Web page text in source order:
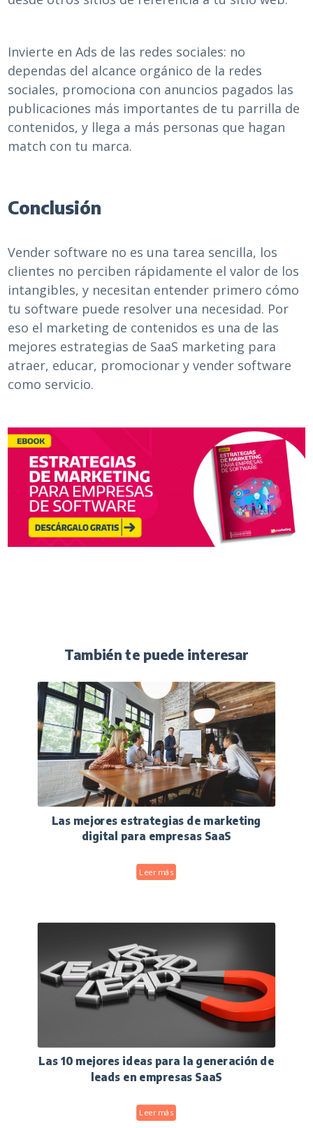
Invierte en Ads de las redes sociales: no
dependas del alcance orgánico de la redes
sociales, promociona con anuncios pagados las
publicaciones más importantes de tu parrilla de
contenidos, y llega a más personas que hagan
match con tu marca.
Conclusión
Vender software no es una tarea sencilla, los
clientes no perciben rápidamente el valor de los
intangibles, y necesitan entender primero cómo
tu software puede resolver una necesidad. Por
eso el marketing de contenidos es una de las
mejores estrategias de SaaS marketing para
atraer, educar, promocionar y vender software
como servicio.
También te puede interesar
Las mejores estrategias de marketing
digital para empresas SaaS
Leer más
Las 10 mejores ideas para la generación de
leads en empresas SaaS
Leer más